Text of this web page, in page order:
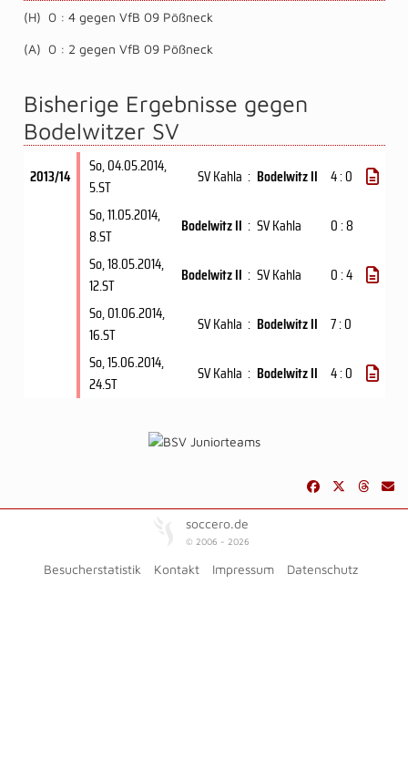
(H) 0 : 4 gegen VfB 09 Pößneck
(A) 0 : 2 gegen VfB 09 Pößneck
Bisherige Ergebnisse gegen
Bodelwitzer SV
2013/14 So, 04.05.2014,
5.ST
SV Kahla : Bodelwitz II 4 : 0
So, 11.05.2014,
8.ST
Bodelwitz II : SV Kahla
0 : 8
So, 18.05.2014,
12.ST
Bodelwitz II : SV Kahla
0 : 4
So, 01.06.2014,
16.ST
SV Kahla : Bodelwitz II 7 : 0
So, 15.06.2014,
24.ST
SV Kahla : Bodelwitz II 4 : 0
soccero.de
© 2006 - 2026
Besucherstatistik Kontakt Impressum Datenschutz